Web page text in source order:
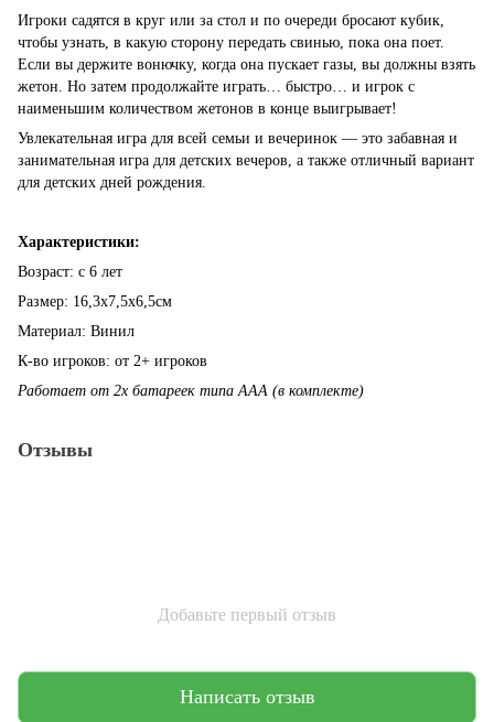
Игроки садятся в круг или за стол и по очереди бросают кубик,
чтобы узнать, в какую сторону передать свинью, пока она поет.
Если вы держите вонючку, когда она пускает газы, вы должны взять
жетон. Но затем продолжайте играть… быстро… и игрок с
наименьшим количеством жетонов в конце выигрывает!
Увлекательная игра для всей семьи и вечеринок — это забавная и
занимательная игра для детских вечеров, а также отличный вариант
для детских дней рождения.
Характеристики:
Возраст: с 6 лет
Размер: 16,3х7,5х6,5см
Материал: Винил
К-во игроков: от 2+ игроков
Работает от 2х батареек типа ААА (в комплекте)
Отзывы
Добавьте первый отзыв
Написать отзыв